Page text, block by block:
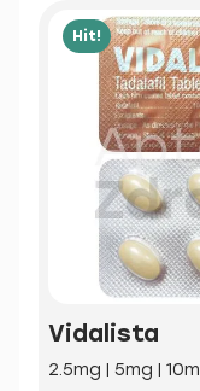
Hit!
Vidalista
2.5mg | 5mg |